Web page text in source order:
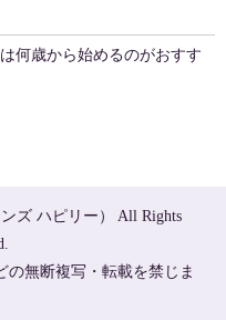
何歳から始めるのがおすす
ズ ハピリー） All Rights
の無断複写・転載を禁じま